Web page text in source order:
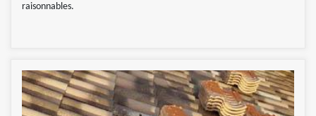
raisonnables.